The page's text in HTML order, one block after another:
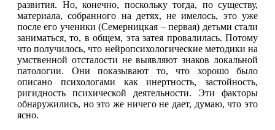
развития. Но, конечно, поскольку тогда, по существу,
материала, собранного на детях, не имелось, это уже
после его ученики (Семерницкая – первая) детьми стали
заниматься, то, в общем, эта затея провалилась. Потому
что получилось, что нейропсихологические методики на
умственной отсталости не выявляют знаков локальной
патологии. Они показывают то, что хорошо было
описано психологами как инертность, застойность,
ригидность психической деятельности. Эти факторы
обнаружились, но это же ничего не дает, думаю, что это
ясно.